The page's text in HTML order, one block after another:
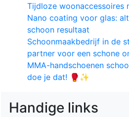
Tijdloze woonaccessoires
Nano coating voor glas:
schoon resultaat
Schoonmaakbedrijf in de
partner voor een schone
MMA-handschoenen
doe je dat! 🥊✨
Handige links